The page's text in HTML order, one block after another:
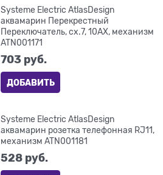
Systeme Electric AtlasDesign
аквамарин Перекрестный
Переключатель, сх.7, 10АХ, механизм
ATN001171
703 руб.
ДОБАВИТЬ
Systeme Electric AtlasDesign
аквамарин розетка телефонная RJ11,
механизм ATN001181
528 руб.